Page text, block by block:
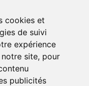
cookies et
de suivi
expérience
site, pour
publicités